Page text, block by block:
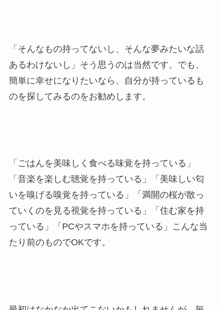
「そんなもの持ってないし、そんな夢みたいな話
あるわけないし」そう思うのは当然です。でも、
簡単に幸せになりたいなら、自分が持っているも
のを探してみるのをお勧めします。
「ごはんを美味しく食べる味覚を持っている」
「音楽を楽しむ聴覚を持っている」「美味しい匂
いを嗅げる嗅覚を持っている」「満開の桜が散っ
ていくのを見る視覚を持っている」「住む家を持
っている」「PCやスマホを持っている」こんな当
たり前のものでOKです。